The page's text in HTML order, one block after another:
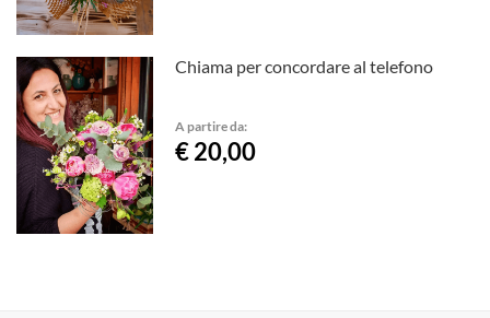
Chiama per concordare al telefono
A partire da:
€ 20,00